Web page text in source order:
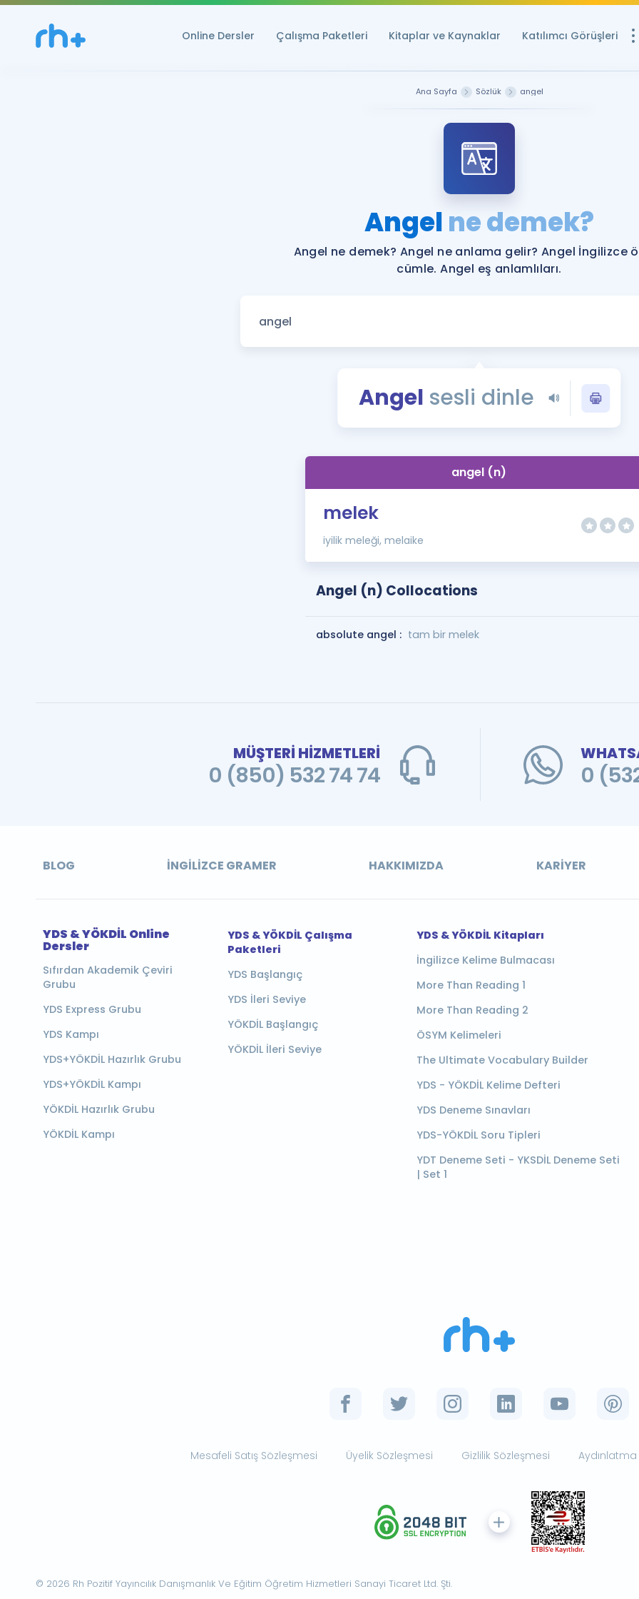
Online Dersler Çalışma Paketleri Kitaplar ve Kaynaklar Katılımcı Görüşleri
YDS ve YÖKDİL
Rehberlik Aracı
YDS ve YÖKDİL'e
Tüm ÖSYM
YDS - YÖKDİL
İngilizce Gramer
Ana Sayfa Sözlük angel
Angelne demek?
Angel ne demek? Angel ne anlama gelir? Angel İngilizce
cümle. Angel eş anlamlıları.
Angel sesli dinle
angel (n)
melek
iyilik meleği, melaike
Angel (n) Collocations
absolute angel : tam bir melek
MÜŞTERİ HİZMETLERİ
0 (850) 532 74 74 0
BLOG İNGILIZCE GRAMER HAKKIMIZDA KARIYER
YDS & YÖKDİL Online
Dersler
Sıfırdan Akademik Çeviri
Grubu
YDS Express Grubu
YDS Kampı
YDS+YÖKDİL Hazırlık Grubu
YDS+YÖKDİL Kampı
YÖKDİL Hazırlık Grubu
YÖKDİL Kampı
YDS & YÖKDİL Çalışma
Paketleri
YDS Başlangıç
YDS İleri Seviye
YÖKDİL Başlangıç
YÖKDİL İleri Seviye
YDS & YÖKDİL Kitapları
İngilizce Kelime Bulmacası
More Than Reading 1
More Than Reading 2
ÖSYM Kelimeleri
The Ultimate Vocabulary Builder
YDS - YÖKDİL Kelime Defteri
YDS Deneme Sınavları
YDS-YÖKDİL Soru Tipleri
YDT Deneme Seti - YKSDİL Deneme Seti
| Set 1
Mesafeli Satış Sözleşmesi Üyelik Sözleşmesi Gizlilik Sözleşmesi
© 2026 Rh Pozitif Yayıncılık Danışmanlık Ve Eğitim Öğretim Hizmetleri Sanayi Ticaret Ltd. Şti.